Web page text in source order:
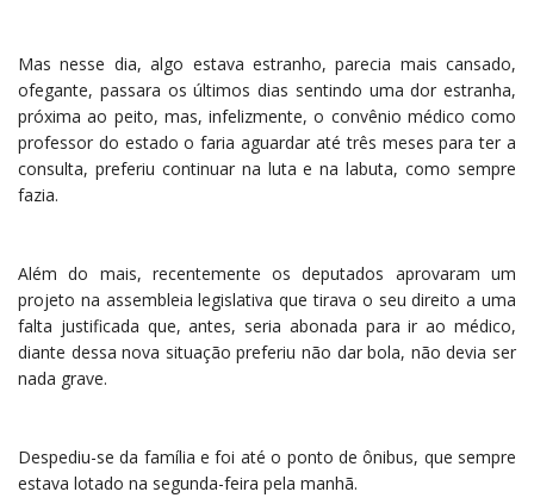
Mas nesse dia, algo estava estranho, parecia mais cansado,
ofegante, passara os últimos dias sentindo uma dor estranha,
próxima ao peito, mas, infelizmente, o convênio médico como
professor do estado o faria aguardar até três meses para ter a
consulta, preferiu continuar na luta e na labuta, como sempre
fazia.
Além do mais, recentemente os deputados aprovaram um
projeto na assembleia legislativa que tirava o seu direito a uma
falta justificada que, antes, seria abonada para ir ao médico,
diante dessa nova situação preferiu não dar bola, não devia ser
nada grave.
Despediu-se da família e foi até o ponto de ônibus, que sempre
estava lotado na segunda-feira pela manhã.